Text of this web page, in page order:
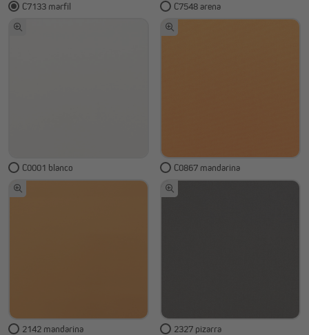
C7133 marfil C7548 arena
C0001 blanco C0867 mandarina
2142 mandarina 2327 pizarra